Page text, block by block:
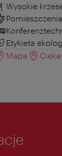
Wysokie
Etykieta
Mapa